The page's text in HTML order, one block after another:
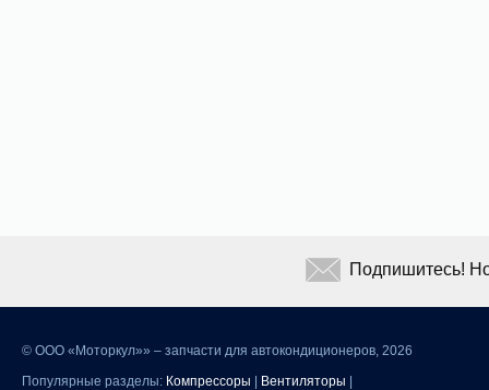
© ООО «Моторкул»» – запчасти для автокондиционеров, 2026
Популярные разделы: Компрессоры Вентиляторы
Подпишитесь!